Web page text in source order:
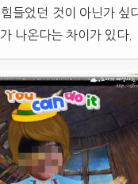
들었던 것이 아닌가 싶
나온다는 차이가 있다.